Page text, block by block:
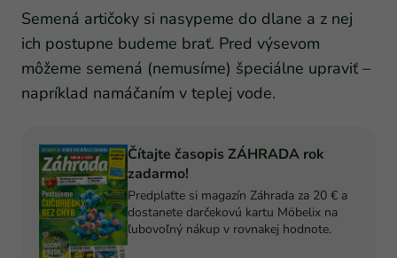
Semená artičoky si nasypeme do dlane a z nej
ich postupne budeme brať. Pred výsevom
môžeme semená (nemusíme) špeciálne upraviť –
napríklad namáčaním v teplej vode.
Čítajte časopis ZÁHRADA rok
zadarmo!
Predplaťte si magazín Záhrada za 20 € a
dostanete darčekovú kartu Möbelix na
ľubovoľný nákup v rovnakej hodnote.